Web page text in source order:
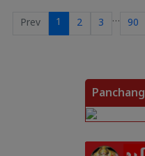
Prev 1 2 3 … 90
Panchang